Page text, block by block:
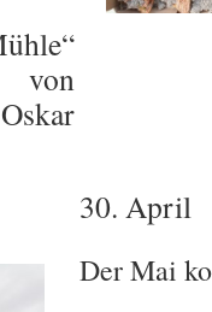
von
30. April
Der Mai